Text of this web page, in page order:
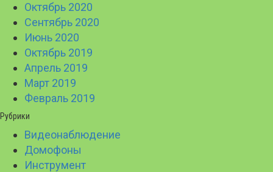
Октябрь 2020
Сентябрь 2020
Июнь 2020
Октябрь 2019
Апрель 2019
Март 2019
Февраль 2019
Рубрики
Видеонаблюдение
Домофоны
Инструмент